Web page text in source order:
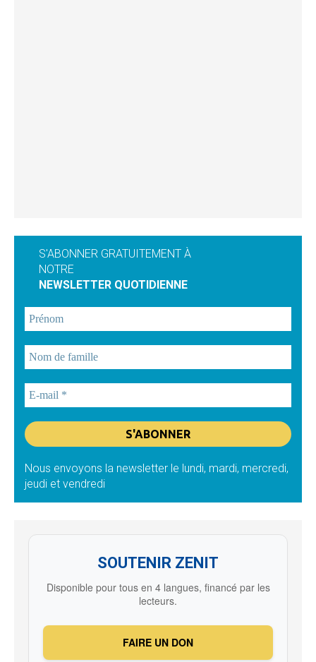
S'ABONNER GRATUITEMENT À
NOTRE
NEWSLETTER QUOTIDIENNE
Nous envoyons la newsletter le lundi, mardi, mercredi,
jeudi et vendredi
SOUTENIR ZENIT
Disponible pour tous en 4 langues, financé par les
lecteurs.
FAIRE UN DON